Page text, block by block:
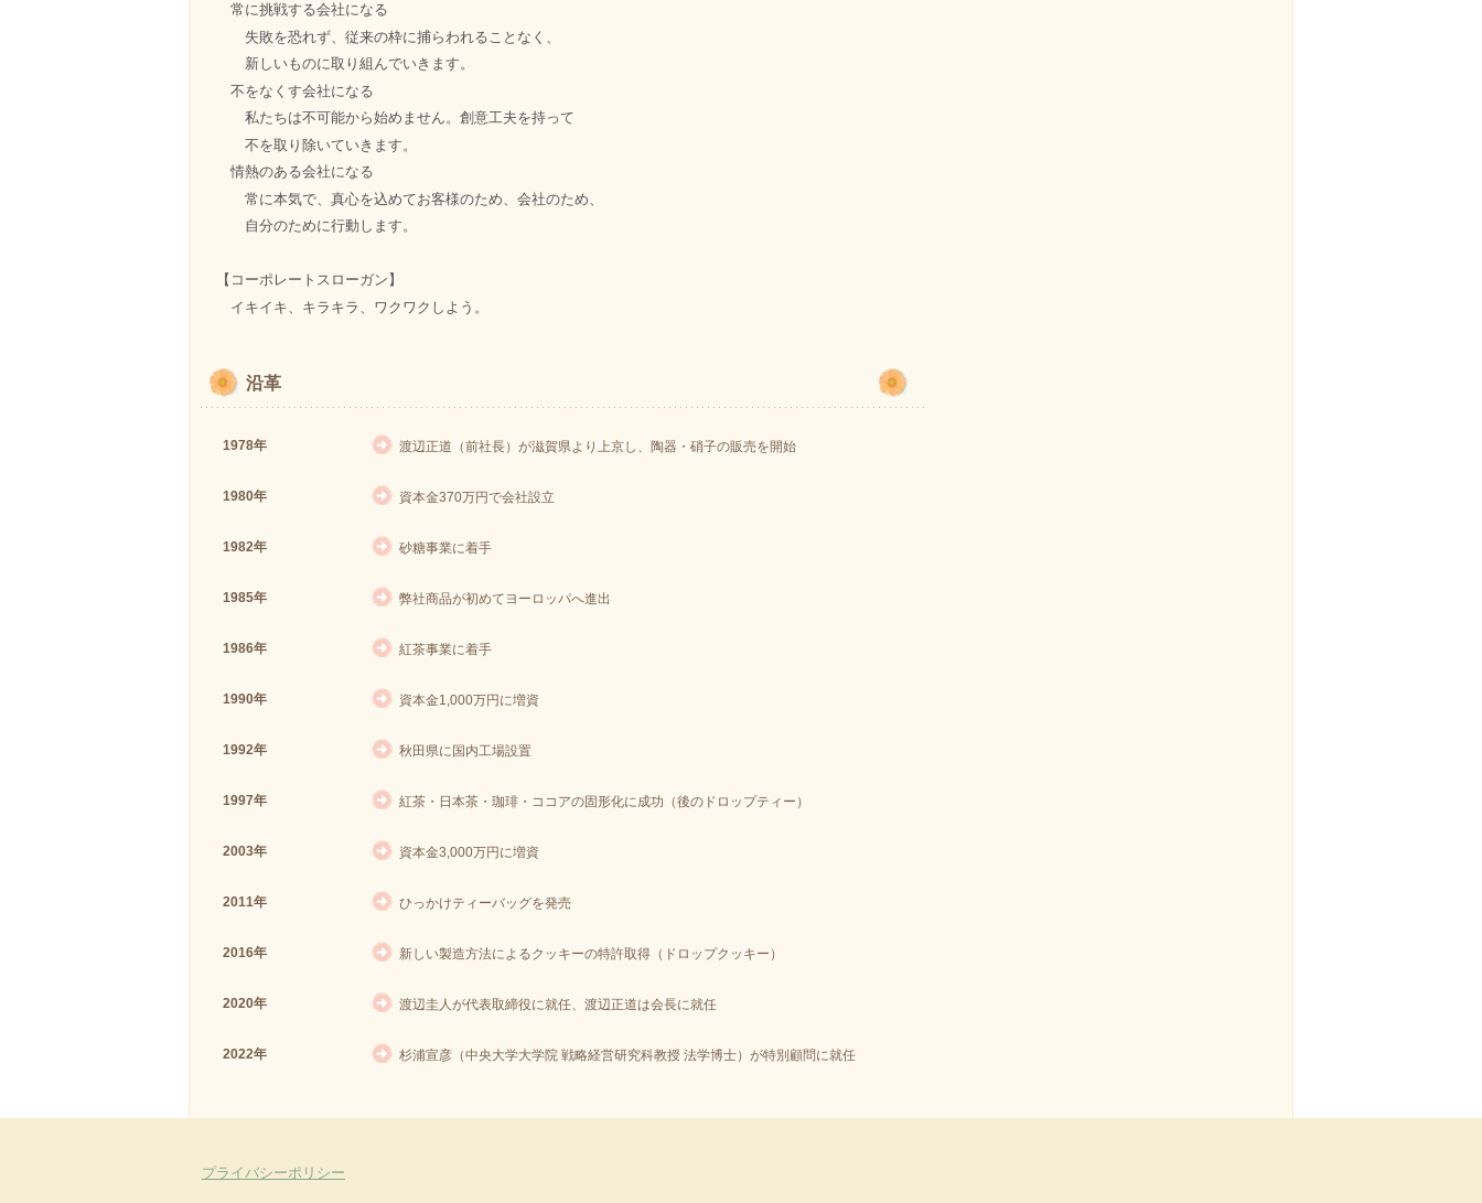
常に挑戦する会社になる
失敗を恐れず、従来の枠に捕らわれることなく、
新しいものに取り組んでいきます。
不をなくす会社になる
私たちは不可能から始めません。創意工夫を持って
不を取り除いていきます。
情熱のある会社になる
常に本気で、真心を込めてお客様のため、会社のため、
自分のために行動します。
【コーポレートスローガン】
イキイキ、キラキラ、ワクワクしよう。
沿革
1978年 渡辺正道（前社長）が滋賀県より上京し、陶器・硝子の販売を開始
1980年 資本金370万円で会社設立
1982年 砂糖事業に着手
1985年 弊社商品が初めてヨーロッパへ進出
1986年 紅茶事業に着手
1990年 資本金1,000万円に増資
1992年 秋田県に国内工場設置
1997年 紅茶・日本茶・珈琲・ココアの固形化に成功（後のドロップティー）
2003年 資本金3,000万円に増資
2011年 ひっかけティーバッグを発売
2016年 新しい製造方法によるクッキーの特許取得（ドロップクッキー）
2020年 渡辺圭人が代表取締役に就任、渡辺正道は会長に就任
2022年 杉浦宣彦（中央大学大学院 戦略経営研究科教授 法学博士）が特別顧問に就任
プライバシーポリシー